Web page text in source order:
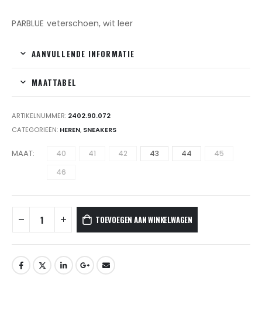
PARBLUE veterschoen, wit leer
AANVULLENDE INFORMATIE
MAATTABEL
ARTIKELNUMMER: 2402.90.072
CATEGORIEËN: HEREN, SNEAKERS
MAAT 40 41 42 43 44
45
46
TOEVOEGEN AAN WINKELWAGEN